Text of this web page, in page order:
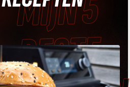
• ZALM
– MIJN 5